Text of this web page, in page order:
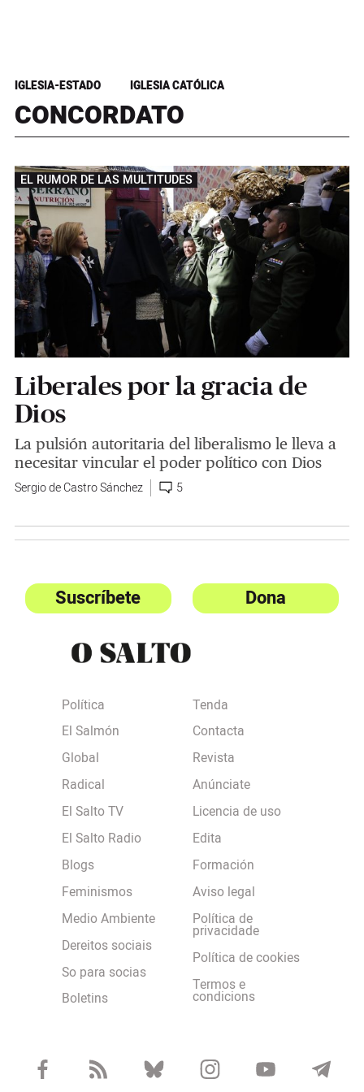
IGLESIA-ESTADO IGLESIA CATÓLICA
CONCORDATO
EL RUMOR DE LAS MULTITUDES
Liberales por la gracia de
Dios
La pulsión autoritaria del liberalismo le lleva a
necesitar vincular el poder político con Dios
Sergio de Castro Sánchez 5
Suscríbete Dona
Política
El Salmón
Global
Radical
El Salto TV
El Salto Radio
Blogs
Feminismos
Medio Ambiente
Dereitos sociais
So para socias
Boletins
Tenda
Contacta
Revista
Anúnciate
Licencia de uso
Edita
Formación
Aviso legal
Política de
privacidade
Política de cookies
Termos e
condicions